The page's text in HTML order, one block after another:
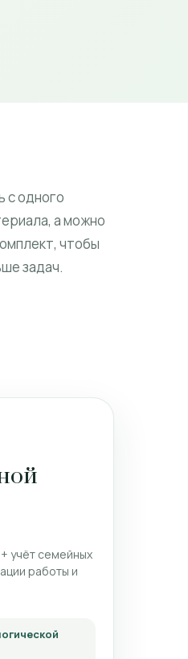
с одного
а можно
чтобы
задач.
учёт семейных
работы и